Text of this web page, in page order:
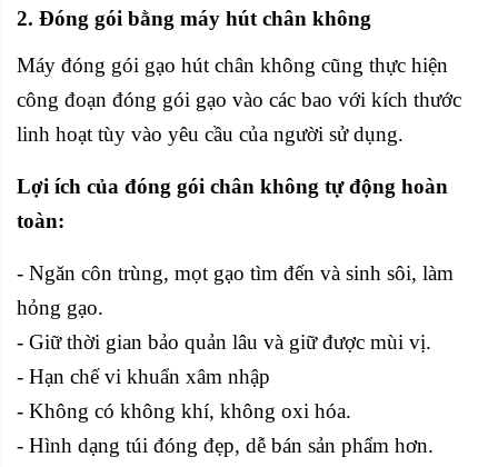
2. Đóng gói bằng máy hút chân không
Máy đóng gói gạo hút chân không cũng thực hiện
công đoạn đóng gói gạo vào các bao với kích thước
linh hoạt tùy vào yêu cầu của người sử dụng.
Lợi ích của đóng gói chân không tự động hoàn
toàn:
- Ngăn côn trùng, mọt gạo tìm đến và sinh sôi, làm
hỏng gạo.
- Giữ thời gian bảo quản lâu và giữ được mùi vị.
- Hạn chế vi khuẩn xâm nhập
- Không có không khí, không oxi hóa.
- Hình dạng túi đóng đẹp, dễ bán sản phẩm hơn.